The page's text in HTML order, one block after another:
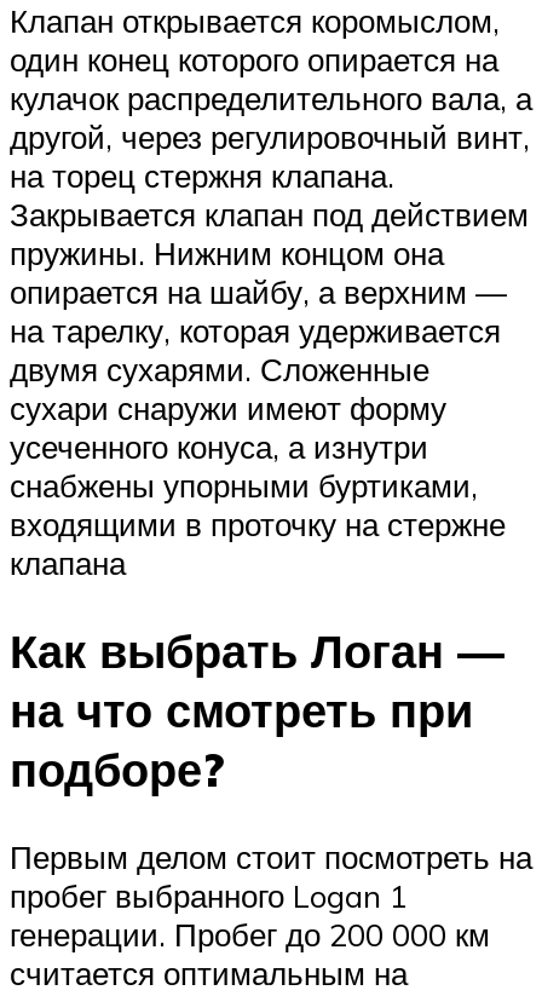
Клапан открывается коромыслом,
один конец которого опирается на
кулачок распределительного вала, а
другой, через регулировочный винт,
на торец стержня клапана.
Закрывается клапан под действием
пружины. Нижним концом она
опирается на шайбу, а верхним —
на тарелку, которая удерживается
двумя сухарями. Сложенные
сухари снаружи имеют форму
усеченного конуса, а изнутри
снабжены упорными буртиками,
входящими в проточку на стержне
клапана
Как выбрать Логан —
на что смотреть при
подборе?
Первым делом стоит посмотреть на
пробег выбранного Logan 1
генерации. Пробег до 200 000 км
считается оптимальным на